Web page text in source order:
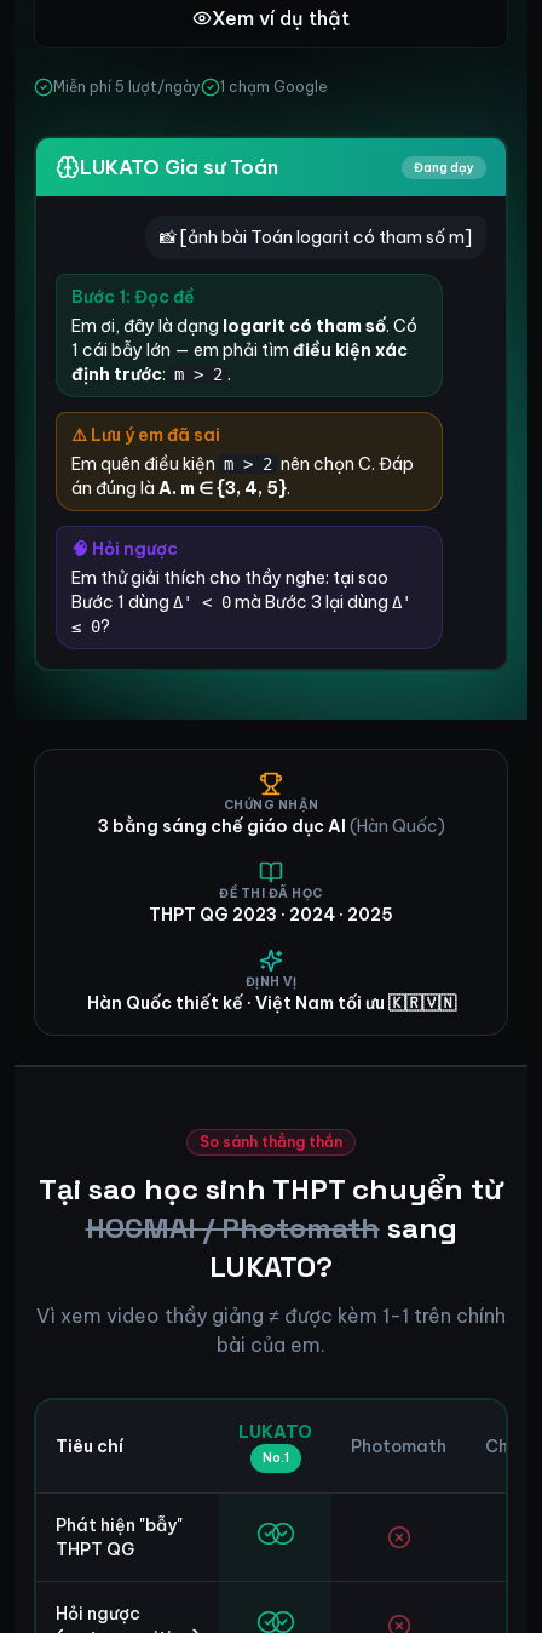
Xem ví dụ thật
Miễn phí 5 lượt/ngày 1 chạm Google
LUKATO Gia sư Toán Đang dạy
📸 [ảnh bài Toán logarit có tham số m]
Bước 1: Đọc đề
Em ơi, đây là dạng logarit có tham số. Có
1 cái bẫy lớn — em phải tìm điều kiện xác
định trước: m > 2 .
⚠️ Lưu ý em đã sai
Em quên điều kiện m > 2 nên chọn C. Đáp
án đúng là A. m ∈{3, 4, 5}.
🧠 Hỏi ngược
Em thử giải thích cho thầy nghe: tại sao
Bước 1 dùng Δ' < 0mà Bước 3 lại dùng Δ'
≤ 0?
CHỨNG NHẬN
3 bằng sáng chế giáo dục AI (Hàn Quốc)
ĐỀ THI ĐÃ HỌC
THPT QG 2023 · 2024 · 2025
ĐỊNH VỊ
Hàn Quốc thiết kế · Việt Nam tối ưu 🇰🇷🇻🇳
So sánh thẳng thắn
Tại sao học sinh THPT chuyển từ
HOCMAI / Photomathsang
LUKATO?
Vì xem video thầy giảng ≠ được kèm 1-1 trên chính
bài của em.
Tiêu chí
LUKATO
No.1
Photomath
Phát hiện "bẫy"
THPT QG
Hỏi ngược